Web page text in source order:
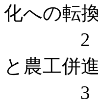
化への転
2 南総
と農工併
3 朝鮮